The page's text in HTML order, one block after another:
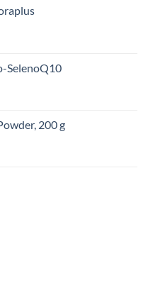
SelenoQ10
200 g